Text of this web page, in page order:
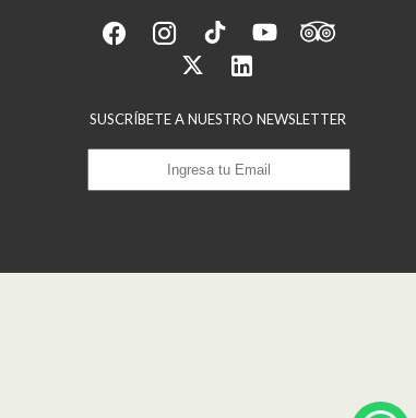
SUSCRÍBETE A NUESTRO NEWSLETTER